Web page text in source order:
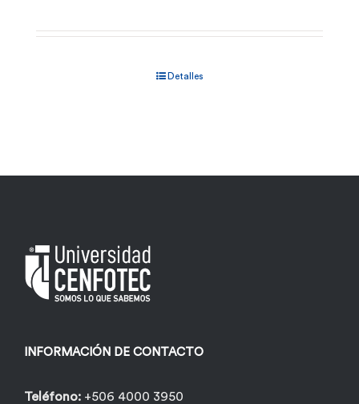
Detalles
INFORMACIÓN DE CONTACTO
Teléfono: +506 4000 3950